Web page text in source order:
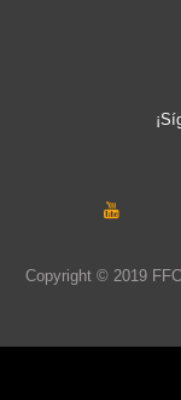
Copyright © 2019